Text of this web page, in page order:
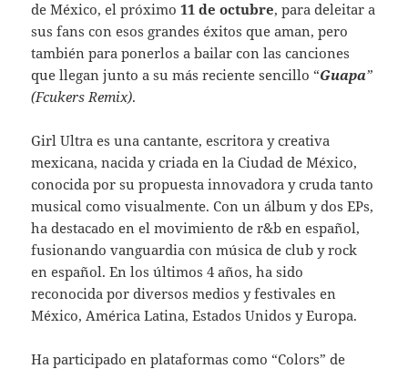
de México, el próximo11 de octubre, para deleitar a
sus fans con esos grandes éxitos que aman, pero
también para ponerlos a bailar con las canciones
que llegan junto a su más reciente sencillo “Guapa”
(Fcukers Remix).
Girl Ultra es una cantante, escritora y creativa
mexicana, nacida y criada en la Ciudad de México,
conocida por su propuesta innovadora y cruda tanto
musical como visualmente. Con un álbum y dos EPs,
ha destacado en el movimiento de r&b en español,
fusionando vanguardia con música de club y rock
en español. En los últimos 4 años, ha sido
reconocida por diversos medios y festivales en
México, América Latina, Estados Unidos y Europa.
Ha participado en plataformas como “Colors” de